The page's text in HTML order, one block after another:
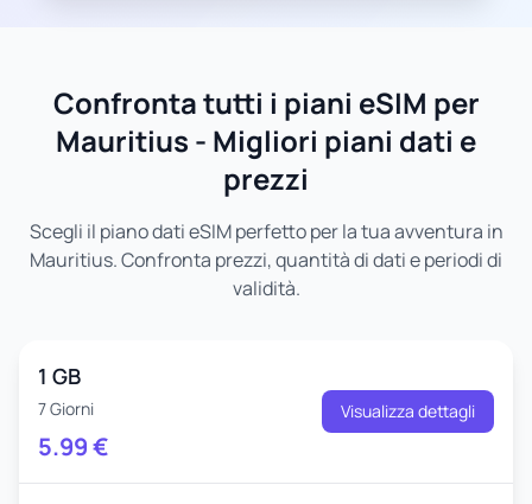
Confronta tutti i piani eSIM per
Mauritius - Migliori piani dati e
prezzi
Scegli il piano dati eSIM perfetto per la tua avventura in
Mauritius. Confronta prezzi, quantità di dati e periodi di
validità.
1 GB
7 Giorni
5.99€
Visualizza dettagli